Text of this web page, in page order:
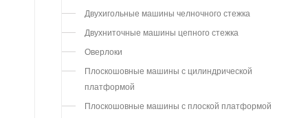
Двухигольные машины челночного стежка
Двухниточные машины цепного стежка
Оверлоки
Плоскошовные машины с цилиндрической
платформой
Плоскошовные машины с плоской платформой